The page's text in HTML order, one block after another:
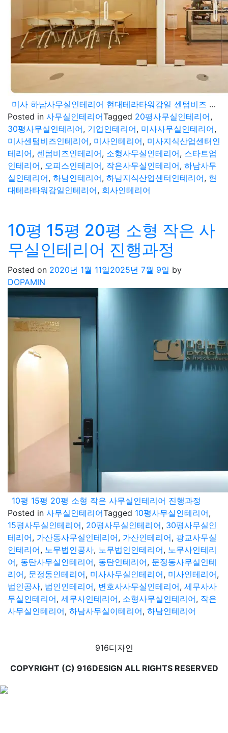
미사 하남사무실인테리어 현대테라타워감일 센텀비즈 지식산업센터 20평 30평 공사진행
Posted in 사무실인테리어Tagged 20평사무실인테리어,
30평사무실인테리어, 기업인테리어, 미사사무실인테리어,
미사센텀비즈인테리어, 미사인테리어, 미사지식산업센터인
테리어, 센텀비즈인테리어, 소형사무실인테리어, 스타트업
인테리어, 오피스인테리어, 작은사무실인테리어, 하남사무
실인테리어, 하남인테리어, 하남지식산업센터인테리어, 현
대테라타워감일인테리어, 회사인테리어
10평 15평 20평 소형 작은 사
무실인테리어 진행과정
Posted on 2020년 1월 11일2025년 7월 9일 by
DOPAMIN
10평 15평 20평 소형 작은 사무실인테리어 진행과정
Posted in 사무실인테리어Tagged 10평사무실인테리어,
15평사무실인테리어, 20평사무실인테리어, 30평사무실인
테리어, 가산동사무실인테리어, 가산인테리어, 광교사무실
인테리어, 노무법인공사, 노무법인인테리어, 노무사인테리
어, 동탄사무실인테리어, 동탄인테리어, 문정동사무실인테
리어, 문정동인테리어, 미사사무실인테리어, 미사인테리어,
법인공사, 법인인테리어, 변호사사무실인테리어, 세무사사
무실인테리어, 세무사인테리어, 소형사무실인테리어, 작은
사무실인테리어, 하남사무실이테리어, 하남인테리어
916디자인
COPYRIGHT (C) 916DESIGN ALL RIGHTS RESERVED